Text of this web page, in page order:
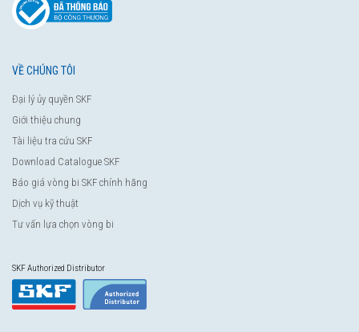
VỀ CHÚNG TÔI
Đại lý ủy quyền SKF
Giới thiệu chung
Tài liệu tra cứu SKF
Download Catalogue SKF
Báo giá vòng bi SKF chính hãng
Dịch vụ kỹ thuật
Tư vấn lựa chọn vòng bi
SKF Authorized Distributor